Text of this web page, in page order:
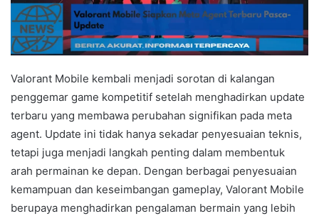
Valorant Mobile kembali menjadi sorotan di kalangan
penggemar game kompetitif setelah menghadirkan update
terbaru yang membawa perubahan signifikan pada meta
agent. Update ini tidak hanya sekadar penyesuaian teknis,
tetapi juga menjadi langkah penting dalam membentuk
arah permainan ke depan. Dengan berbagai penyesuaian
kemampuan dan keseimbangan gameplay, Valorant Mobile
berupaya menghadirkan pengalaman bermain yang lebih